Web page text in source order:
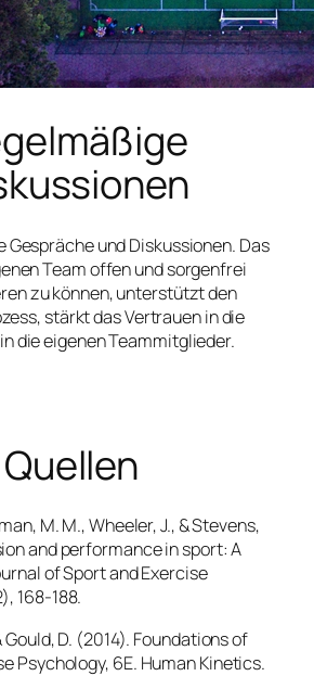
und Diskussionen. Das
Team offen und sorgenfrei
zu können, unterstützt den
stärkt das Vertrauen in die
die eigenen Teammitglieder.
Quellen
M. M., Wheeler, J., & Stevens,
and performance in sport: A
of Sport and Exercise
168-188.
D. (2014). Foundations of
Psychology, 6E. Human Kinetics.